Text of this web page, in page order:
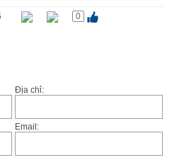
0
Địa chỉ:
Email: